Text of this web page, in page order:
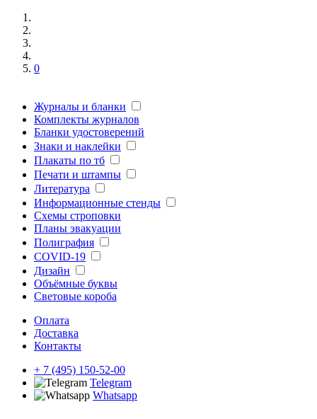
0
Журналы и бланки
Комплекты журналов
Бланки удостоверений
Знаки и наклейки
Плакаты по тб
Печати и штампы
Литература
Информационные стенды
Схемы строповки
Планы эвакуации
Полиграфия
COVID-19
Дизайн
Объёмные буквы
Световые короба
Оплата
Доставка
Контакты
+ 7 (495) 150-52-00
Telegram
Whatsapp